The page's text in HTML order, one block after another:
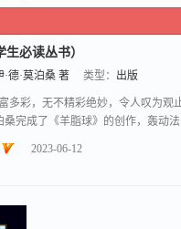
必读丛书）
·德·莫泊桑 著 类型： 出版
多彩，无不精彩绝妙，令人叹为
桑完成了《羊脂球》的创作，轰动
2023-06-12